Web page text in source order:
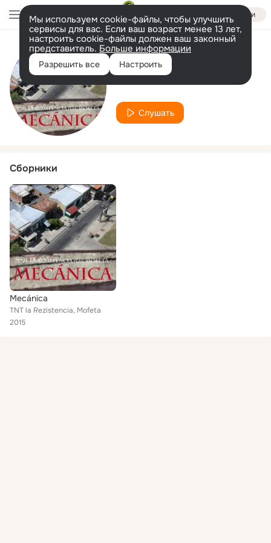
Войти
Мы используем cookie-файлы, чтобы улучшить
сервисы для вас. Если ваш возраст менее 13 лет,
настроить cookie-файлы должен ваш законный
представитель. Больше информации
Разрешить все Настроить
Исполнитель
TNT la Rezistencia
Слушать
Сборники
Mecánica
TNT la Rezistencia, Mofeta
2015